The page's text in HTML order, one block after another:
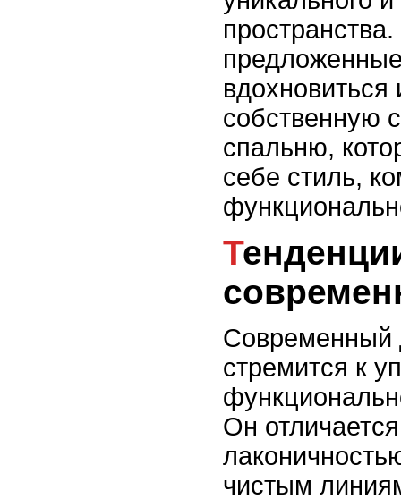
вдохновиться
собственную
спальню,
себе стиль,
Тенденции
Современный
стремится к
Он
чистым